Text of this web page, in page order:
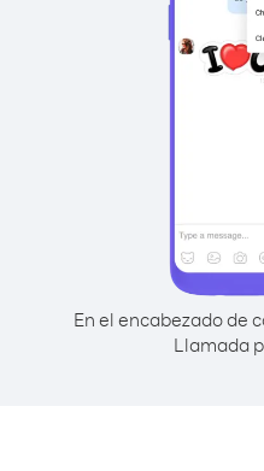
En el encabezado de
Llamada